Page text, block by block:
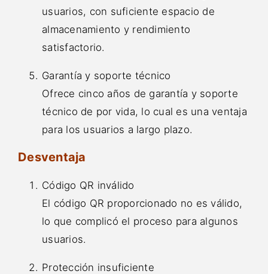
usuarios, con suficiente espacio de
almacenamiento y rendimiento
satisfactorio.
Garantía y soporte técnico
Ofrece cinco años de garantía y soporte
técnico de por vida, lo cual es una ventaja
para los usuarios a largo plazo.
Desventaja
Código QR inválido
El código QR proporcionado no es válido,
lo que complicó el proceso para algunos
usuarios.
Protección insuficiente